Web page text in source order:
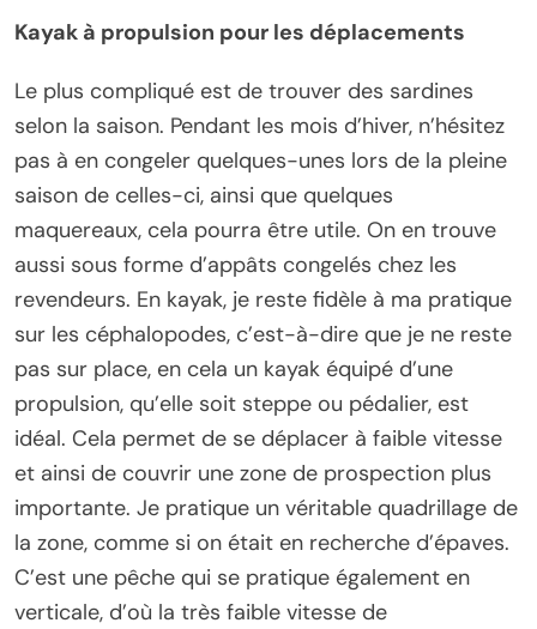
Kayak à propulsion pour les déplacements
Le plus compliqué est de trouver des sardines
selon la saison. Pendant les mois d’hiver, n’hésitez
pas à en congeler quelques-unes lors de la pleine
saison de celles-ci, ainsi que quelques
maquereaux, cela pourra être utile. On en trouve
aussi sous forme d’appâts congelés chez les
revendeurs. En kayak, je reste fidèle à ma pratique
sur les céphalopodes, c’est-à-dire que je ne reste
pas sur place, en cela un kayak équipé d’une
propulsion, qu’elle soit steppe ou pédalier, est
idéal. Cela permet de se déplacer à faible vitesse
et ainsi de couvrir une zone de prospection plus
importante. Je pratique un véritable quadrillage de
la zone, comme si on était en recherche d’épaves.
C’est une pêche qui se pratique également en
verticale, d’où la très faible vitesse de